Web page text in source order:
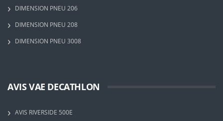
DIMENSION PNEU 206
DIMENSION PNEU 208
DIMENSION PNEU 3008
AVIS VAE DECATHLON
AVIS RIVERSIDE 500E